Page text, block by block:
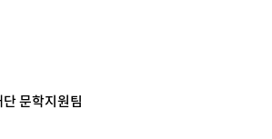
문학지원팀